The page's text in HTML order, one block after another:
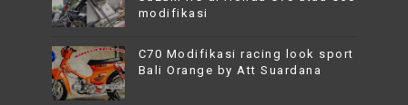
modifikasi
C70 Modifikasi racing look sport
Bali Orange by Att Suardana